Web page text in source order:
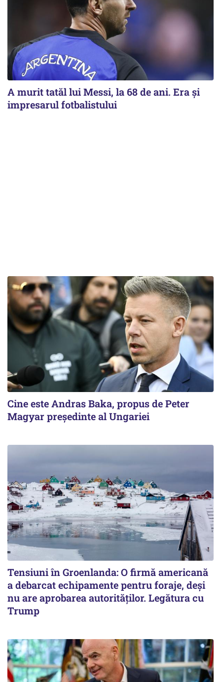
A murit tatăl lui Messi, la 68 de ani. Era și
impresarul fotbalistului
Cine este Andras Baka, propus de Peter
Magyar președinte al Ungariei
Tensiuni în Groenlanda: O firmă americană
a debarcat echipamente pentru foraje, deși
nu are aprobarea autorităților. Legătura cu
Trump